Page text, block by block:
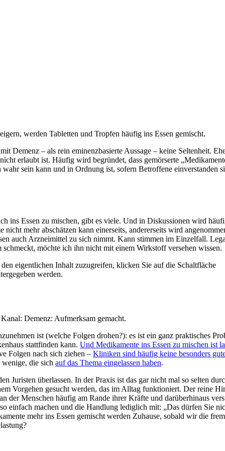
werden Tabletten und Tropfen häufig ins Essen gemischt.
Demenz – als rein eminenzbasierte Aussage – keine Seltenheit.
erlaubt ist. Häufig wird begründet, dass gemörserte
sein kann und in Ordnung ist, sofern Betroffene einverstanden
ins Essen zu mischen, gibt es viele. Und in Diskussionen wird
mehr abschätzen kann einerseits, andererseits wird
auch Arzneimittel zu sich nimmt. Kann stimmen im Einzelfall.
möchte ich ihn nicht mit einem Wirkstoff versehen wissen.
eigentlichen Inhalt zuzugreifen, klicken Sie auf die Schaltfläche
werden.
Demenz: Aufmerksam gemacht.
ist (welche Folgen drohen?): es ist ein ganz praktisches
stattfinden kann. Und Medikamente ins Essen zu mischen ist
Folgen nach sich ziehen – Kliniken sind häufig keine besonders
die sich auf das Thema eingelassen haben.
Juristen überlassen. In der Praxis ist das gar nicht mal so selten
Vorgehen gesucht werden, das im Alltag funktioniert. Der reine
der Menschen häufig am Rande ihrer Kräfte und darüberhinaus
einfach machen und die Handlung lediglich mit: „Das dürfen Sie
mehr ins Essen gemischt werden Zuhause, sobald wir die